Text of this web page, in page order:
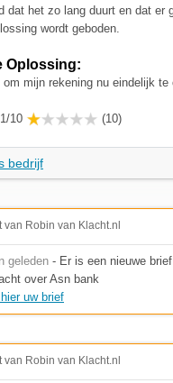
dat het zo lang duurt en dat er
wordt geboden.
Oplossing:
mijn rekening nu eindelijk te
10 (10)
bedrijf
van Robin van Klacht.nl
geleden - Er is een nieuwe
over Asn bank
uw brief
van Robin van Klacht.nl